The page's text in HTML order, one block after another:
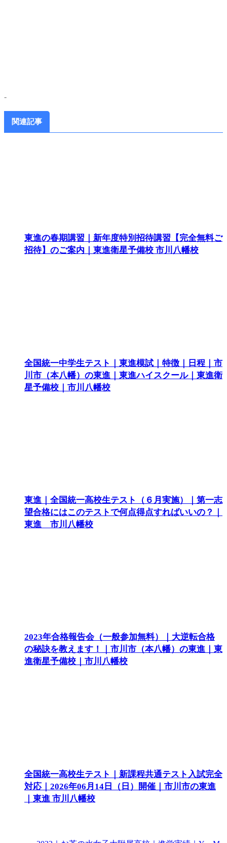
-
関連記事
東進の春期講習｜新年度特別招待講習【完全無料ご
招待】のご案内｜東進衛星予備校 市川八幡校
全国統一中学生テスト｜東進模試｜特徴｜日程｜市
川市（本八幡）の東進｜東進ハイスクール｜東進衛
星予備校｜市川八幡校
東進｜全国統一高校生テスト（６月実施）｜第一志
望合格にはこのテストで何点得点すればいいの？｜
東進 市川八幡校
2023年合格報告会（一般参加無料）｜大逆転合格
の秘訣を教えます！｜市川市（本八幡）の東進｜東
進衛星予備校｜市川八幡校
全国統一高校生テスト｜新課程共通テスト入試完全
対応｜2026年06月14日（日）開催｜市川市の東進
｜東進 市川八幡校